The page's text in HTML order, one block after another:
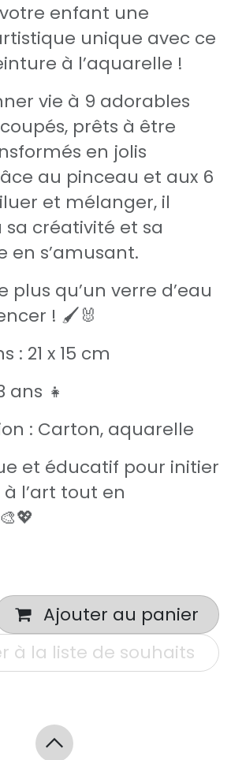
votre enfant une
unique avec ce
à l’aquarelle !
vie à 9 adorables
prêts à être
en jolis
au pinceau et aux 6
et mélanger, il
créativité et sa
en s’amusant.
plus qu’un verre d’eau
! 🖌️🐰
: 21 x 15 cm
ans 👧
: Carton, aquarelle
et éducatif pour initier
l’art tout en
Ajouter au panier
à la liste de souhaits